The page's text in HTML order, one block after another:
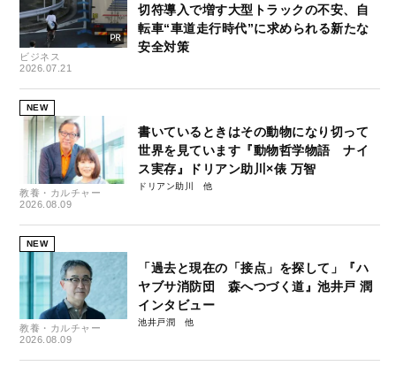
ビジネス
2026.07.21
切符導入で増す大型トラックの不安、自
転車“車道走行時代”に求められる新たな
安全対策
NEW
教養・カルチャー
2026.08.09
書いているときはその動物になり切って
世界を見ています『動物哲学物語 ナイ
ス実存』ドリアン助川×俵 万智
ドリアン助川
NEW
教養・カルチャー
2026.08.09
「過去と現在の「接点」を探して」『ハ
ヤブサ消防団 森へつづく道』池井戸 潤
インタビュー
池井戸潤